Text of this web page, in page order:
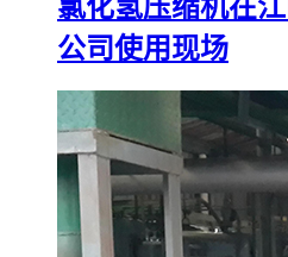
氯化氢压缩机在
公司使用现场